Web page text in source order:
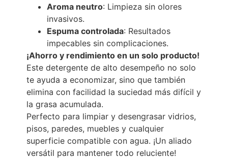
Aroma neutro: Limpieza sin olores
invasivos.
Espuma controlada: Resultados
impecables sin complicaciones.
¡Ahorro y rendimiento en un solo producto!
Este detergente de alto desempeño no solo
te ayuda a economizar, sino que también
elimina con facilidad la suciedad más difícil y
la grasa acumulada.
Perfecto para limpiar y desengrasar vidrios,
pisos, paredes, muebles y cualquier
superficie compatible con agua. ¡Un aliado
versátil para mantener todo reluciente!